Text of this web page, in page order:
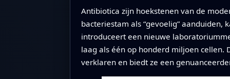
Antibiotica zijn hoekstenen van de
bacteriestam als “gevoelig”
introduceert een nieuwe
laag als één op honderd miljoen
verklaren en biedt ze een